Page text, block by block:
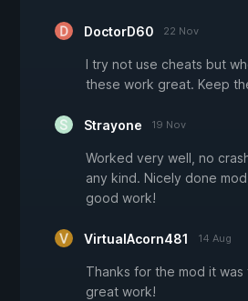
DoctorD60 22 Nov
I try not use cheats but
these work great. Keep
Strayone 19 Nov
Worked very well, no
any kind. Nicely done
good work!
VirtualAcorn481 14 Aug
Thanks for the mod it
great work!